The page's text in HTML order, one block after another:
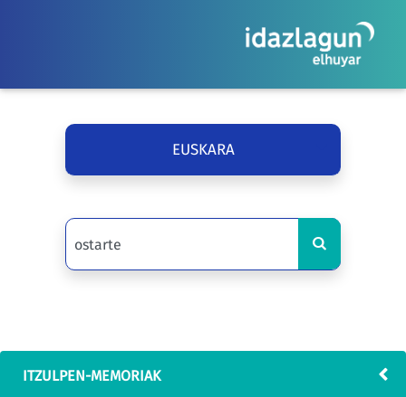
EUSKARA
ITZULPEN-MEMORIAK